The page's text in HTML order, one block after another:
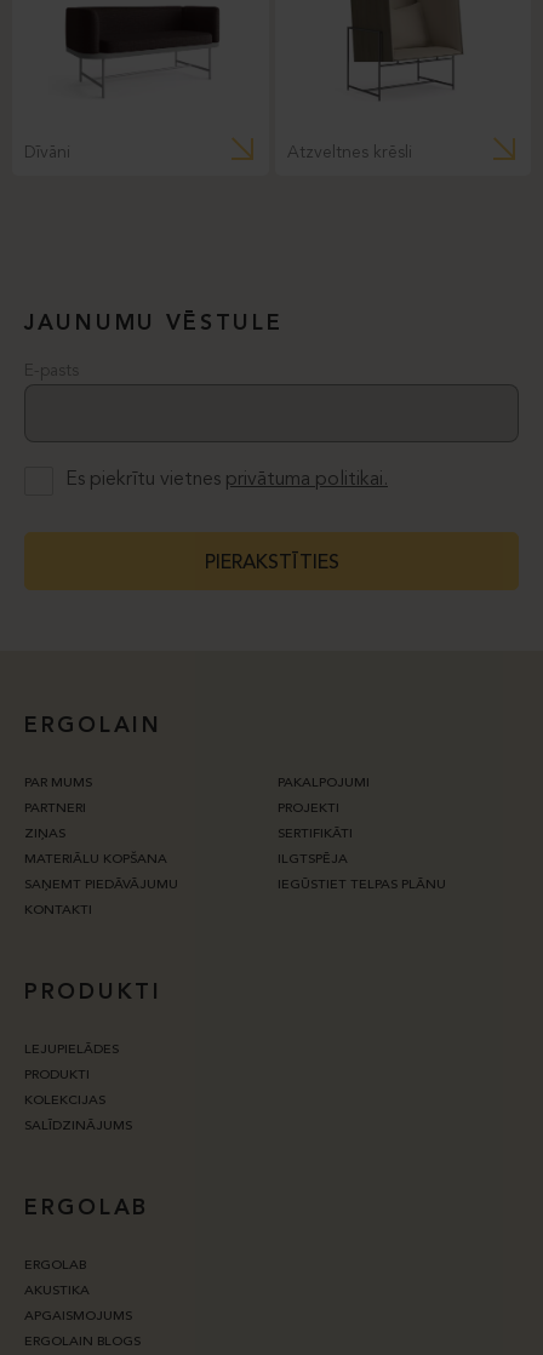
Dīvāni Atzveltnes krēsli
JAUNUMU VĒSTULE
E-pasts
Es piekrītu vietnes privātuma politikai.
PIERAKSTĪTIES
ERGOLAIN
PAR MUMS
PAKALPOJUMI
PARTNERI
PROJEKTI
ZIŅAS
SERTIFIKĀTI
MATERIĀLU KOPŠANA
ILGTSPĒJA
SAŅEMT PIEDĀVĀJUMU
IEGŪSTIET TELPAS PLĀNU
KONTAKTI
PRODUKTI
LEJUPIELĀDES
PRODUKTI
KOLEKCIJAS
SALĪDZINĀJUMS
ERGOLAB
ERGOLAB
AKUSTIKA
APGAISMOJUMS
ERGOLAIN BLOGS